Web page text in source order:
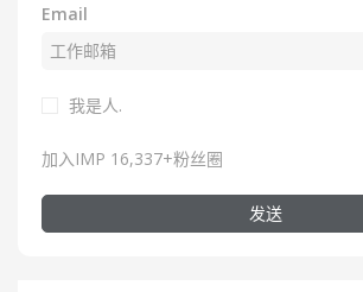
Email
我是人.
加入IMP 16,337+粉丝圈
发送